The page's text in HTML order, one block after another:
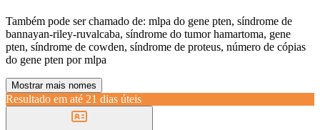
Também pode ser chamado de: mlpa do gene pten, síndrome de
bannayan-riley-ruvalcaba, síndrome do tumor hamartoma, gene
pten, síndrome de cowden, síndrome de proteus, número de cópias
do gene pten por mlpa
Mostrar mais nomes
Resultado em até 21 dias úteis